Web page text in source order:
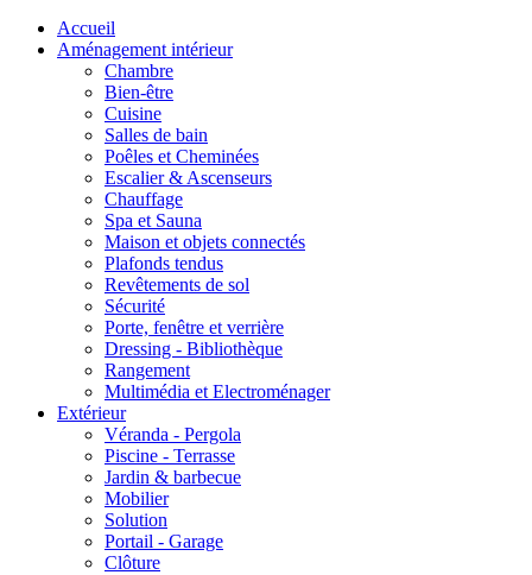
Accueil
Aménagement intérieur
Chambre
Bien-être
Cuisine
Salles de bain
Poêles et Cheminées
Escalier & Ascenseurs
Chauffage
Spa et Sauna
Maison et objets connectés
Plafonds tendus
Revêtements de sol
Sécurité
Porte, fenêtre et verrière
Dressing - Bibliothèque
Rangement
Multimédia et Electroménager
Extérieur
Véranda - Pergola
Piscine - Terrasse
Jardin & barbecue
Mobilier
Solution
Portail - Garage
Clôture